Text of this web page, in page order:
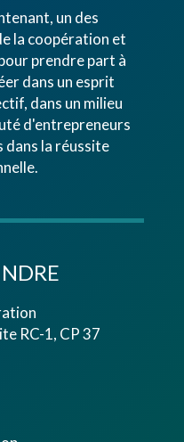
un des
la coopération et
prendre part à
dans un esprit
dans un milieu
d'entrepreneurs
dans la réussite
RC-1, CP 37